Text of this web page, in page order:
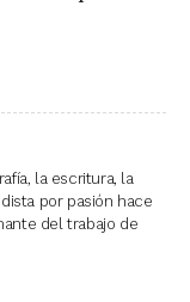
la escritura, la
por pasión hace
del trabajo de